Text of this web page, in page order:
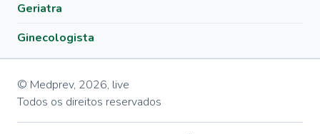
Geriatra
Ginecologista
© Medprev, 2026, live
Todos os direitos reservados